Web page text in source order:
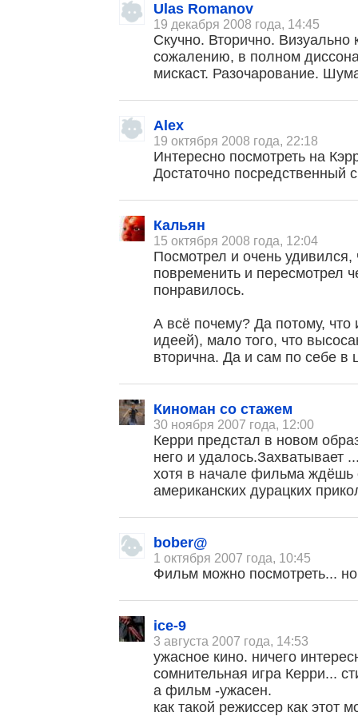
Ulas Romanov
19 декабря 2008 года, 14:45
Скучно. Вторично. Визуально
сожалению, в полном
мискаст. Разочарование.
Alex
19 октября 2008 года, 22:18
Интересно посмотреть на
Достаточно посредственный
Кальян
15 октября 2008 года, 12:04
Посмотрел и очень
повременить и пересмотрел
понравилось.
А всё почему? Да потому,
идеей), мало того, что
вторична. Да и сам по себе в
Киноман со стажем
30 ноября 2007 года, 12:00
Керри предстал в новом
него и удалось.Захватывает
хотя в начале фильма ждёшь
американских дурацких
bober@
1 октября 2007 года, 10:45
Фильм можно посмотреть...
ice-9
3 августа 2007 года, 14:53
ужасное кино. ничего
сомнительная игра Керри...
а фильм -ужасен.
как такой режиссер как этот
, поделитесь своим мнением